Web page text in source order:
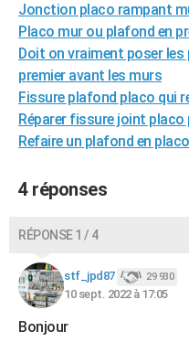
Jonction placo rampant
Placo mur ou plafond en
Doit on vraiment poser les
premier avant les murs
Fissure plafond placo qui
Réparer fissure joint placo
Refaire un plafond en placo
4 réponses
RÉPONSE 1 / 4
stf_jpd87 29 930
10 sept. 2022 à 17:05
Bonjour